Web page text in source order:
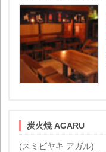
炭火焼 AGARU
(スミビヤキ アガル)